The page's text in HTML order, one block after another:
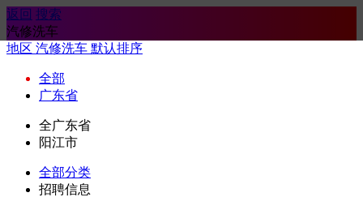
返回 搜索
汽修洗车
地区 汽修洗车 默认排序
全部
广东省
全广东省
阳江市
全部分类
招聘信息